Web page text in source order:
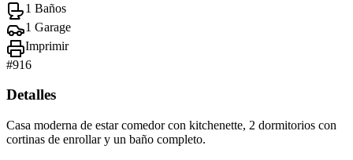
1 Baños
1 Garage
Imprimir
#916
Detalles
Casa moderna de estar comedor con kitchenette, 2 dormitorios con
cortinas de enrollar y un baño completo.